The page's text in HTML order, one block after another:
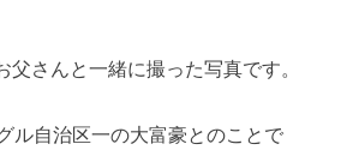
父さんと一緒に撮った写真です。
ル自治区一の大富豪とのことで